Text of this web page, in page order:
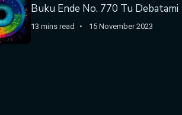
Buku Ende No. 770 Tu Debatami
13 mins read 15 November 2023